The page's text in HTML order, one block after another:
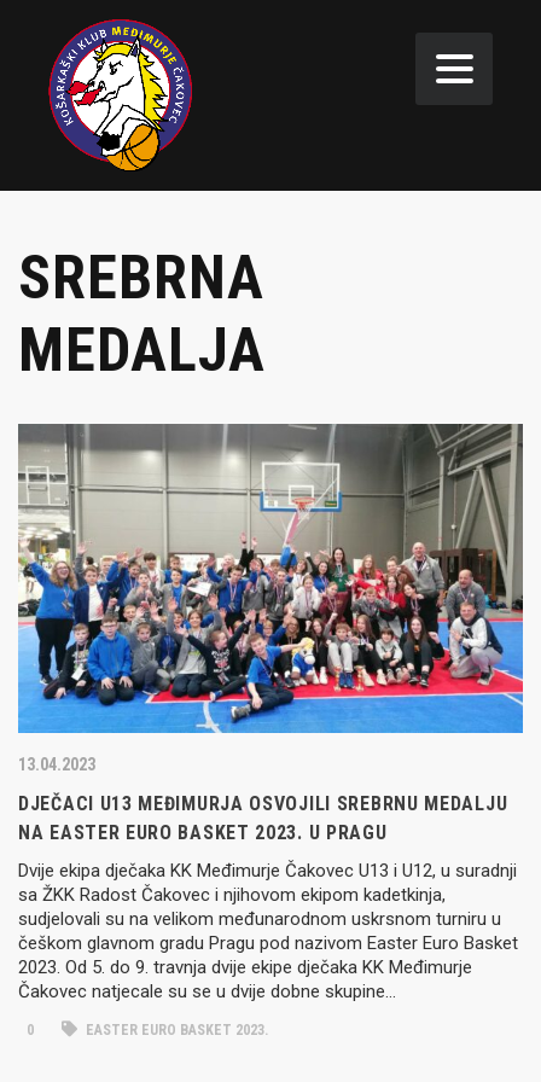
SREBRNA
MEDALJA
13.04.2023
DJEČACI U13 MEĐIMURJA OSVOJILI SREBRNU MEDALJU
NA EASTER EURO BASKET 2023. U PRAGU
Dvije ekipa dječaka KK Međimurje Čakovec U13 i U12, u suradnji
sa ŽKK Radost Čakovec i njihovom ekipom kadetkinja,
sudjelovali su na velikom međunarodnom uskrsnom turniru u
češkom glavnom gradu Pragu pod nazivom Easter Euro Basket
2023. Od 5. do 9. travnja dvije ekipe dječaka KK Međimurje
Čakovec natjecale su se u dvije dobne skupine…
0 EASTER EURO BASKET 2023.